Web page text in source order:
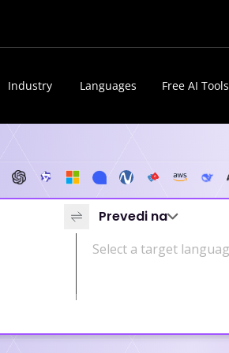
Industry Languages Free AI Tools